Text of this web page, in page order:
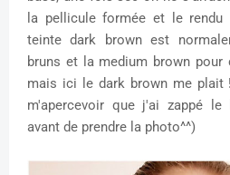
la pellicule formée et le
teinte dark brown est
bruns et la medium brown pour
mais ici le dark brown me plait
m'apercevoir que j'ai zappé
avant de prendre la photo^^)